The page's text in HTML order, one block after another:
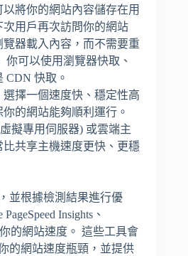
以將你的網站內容儲存在用
次用戶再次訪問你的網站
覽器載入內容，而不需要重
你可以使用瀏覽器快取、
CDN 快取。
選擇一個速度快、穩定性高
的網站能夠順利運行。
擬專用伺服器) 或雲端主
共享主機速度更快、更穩
並根據檢測結果進行優
Insights、
的網站速度。 這些工具會
的網站速度瓶頸，並提供